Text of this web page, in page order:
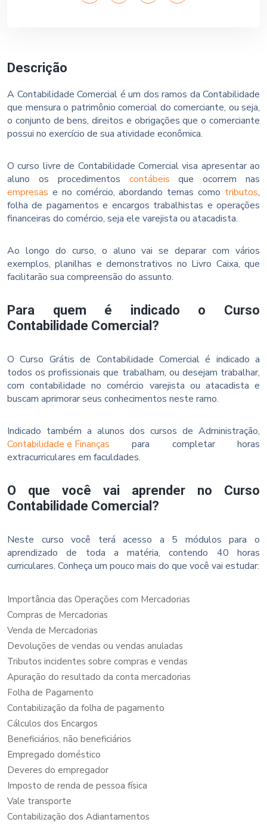
Descrição
A Contabilidade Comercial é um dos ramos da Contabilidade
que mensura o patrimônio comercial do comerciante, ou seja,
o conjunto de bens, direitos e obrigações que o comerciante
possui no exercício de sua atividade econômica.
O curso livre de Contabilidade Comercial visa apresentar ao
aluno os procedimentos contábeis que ocorrem nas
empresas e no comércio, abordando temas como tributos,
folha de pagamentos e encargos trabalhistas e operações
financeiras do comércio, seja ele varejista ou atacadista.
Ao longo do curso, o aluno vai se deparar com vários
exemplos, planilhas e demonstrativos no Livro Caixa, que
facilitarão sua compreensão do assunto.
Para quem é indicado o Curso
Contabilidade Comercial?
O Curso Grátis de Contabilidade Comercial é indicado a
todos os profissionais que trabalham, ou desejam trabalhar,
com contabilidade no comércio varejista ou atacadista e
buscam aprimorar seus conhecimentos neste ramo.
Indicado também a alunos dos cursos de Administração,
Contabilidade e Finanças para completar horas
extracurriculares em faculdades.
O que você vai aprender no Curso
Contabilidade Comercial?
Neste curso você terá acesso a 5 módulos para o
aprendizado de toda a matéria, contendo 40 horas
curriculares. Conheça um pouco mais do que você vai estudar:
Importância das Operações com Mercadorias
Compras de Mercadorias
Venda de Mercadorias
Devoluções de vendas ou vendas anuladas
Tributos incidentes sobre compras e vendas
Apuração do resultado da conta mercadorias
Folha de Pagamento
Contabilização da folha de pagamento
Cálculos dos Encargos
Beneficiários, não beneficiários
Empregado doméstico
Deveres do empregador
Imposto de renda de pessoa física
Vale transporte
Contabilização dos Adiantamentos